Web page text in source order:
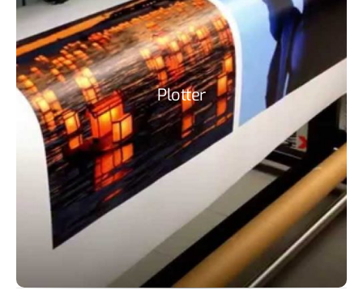
Plotter
menggunakan pulpen pada masa lalu, plotter
digunakan pada aplikasi contohnya computer-aideed
design (CAD), plotter dapat menngambar dengan
kecepatan dan kualitas yang tinggi dibanding printer
konvensional laian, dan desktop plotter kecil sering
digunakan untuk bisnis grafik. Plotter adalah printer
berskala besar, sering digunakan untuk menggambar
CAD bangunan atau rencana engineering, POS images,
atau print berukuran besar ukuran A1 atau A0